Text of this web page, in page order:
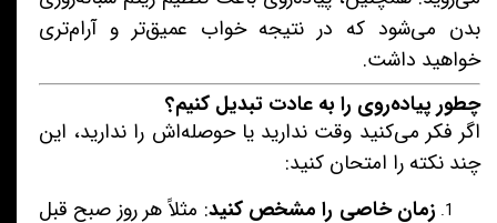
بدن می‌شود که در نتیجه خواب عمیق‌تر و آرام‌تری
خواهید داشت.
چطور پیاده‌روی را به عادت تبدیل کنیم؟
اگر فکر می‌کنید وقت ندارید یا حوصله‌اش را ندارید، این
چند نکته را امتحان کنید:
زمان خاصی را مشخص کنید: مثلاً هر روز صبح قبل